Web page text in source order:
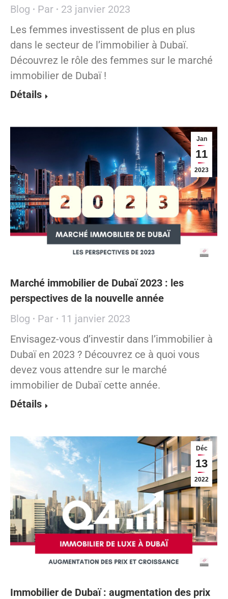
Blog
Par
23 janvier 2023
Les femmes investissent de plus en plus
dans le secteur de l’immobilier à Dubaï.
Découvrez le rôle des femmes sur le marché
immobilier de Dubaï !
Détails
Jan
11
2023
Marché immobilier de Dubaï 2023 : les
perspectives de la nouvelle année
Blog
Par
11 janvier 2023
Envisagez-vous d’investir dans l’immobilier à
Dubaï en 2023 ? Découvrez ce à quoi vous
devez vous attendre sur le marché
immobilier de Dubaï cette année.
Détails
Déc
13
2022
Immobilier de Dubaï : augmentation des prix